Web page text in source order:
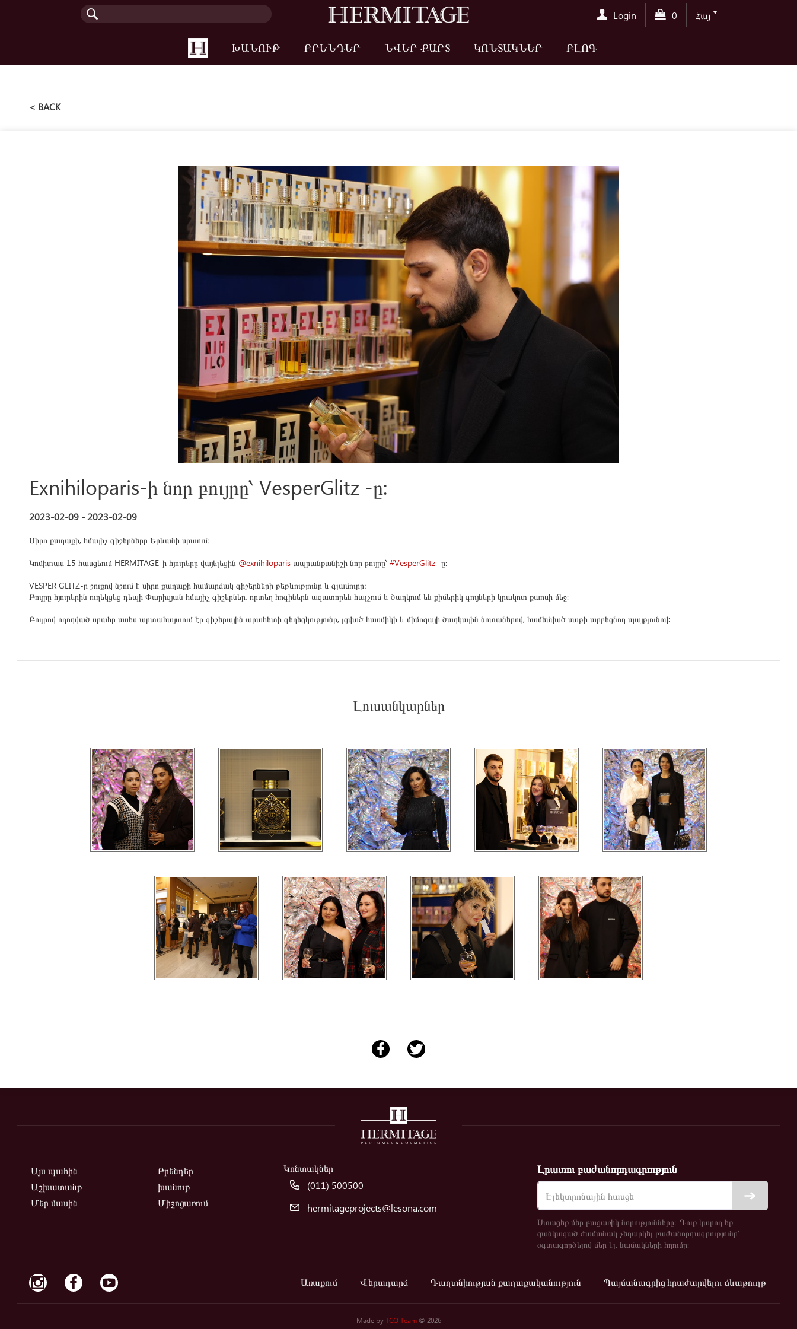
Login 0 Հայ
(current)ԽԱՆՈՒԹ ԲՐԵՆԴԵՐ ՆՎԵՐ ՔԱՐՏ ԿՈՆՏԱԿՆԵՐ ԲԼՈԳ
< BACK
Exnihiloparis-ի նոր բույրը՝ VesperGlitz -ը:
2023-02-09 - 2023-02-09
Սիրո քաղաքի, հմայիչ գիշերները Երևանի սրտում։
Կոմիտաս 15 հասցեում HERMITAGE-ի հյուրերը վայելեցին @exnihiloparis ապրանքանիշի նոր բույրը՝ #VesperGlitz -ը:
VESPER GLITZ-ը շուքով նշում է սիրո քաղաքի համարձակ գիշերների թեթևությունը և գլամուրը։
Բույրը հյուրերին ուղեկցեց դեպի Փարիզյան հմայիչ գիշերներ, որտեղ հոգիներն ազատորեն հալչում և ծաղկում են քիմերիկ գույների կրակոտ քաոսի մեջ:
Բույրով ողողված սրահը ասես արտահայտում էր գիշերային արահետի գեղեցկությունը, լցված հասմիկի և միմոզայի ծաղկային նոտաներով, համեմված սաթի արբեցնող պայթյունով:
Լուսանկարներ
Այս պահին
Աշխատանք
Մեր մասին
Բրենդեր
խանութ
Միջոցառում
Կոնտակներ
(011) 500500
hermitageprojects@lesona.com
Լրատու բաժանորդագրություն
Ստացեք մեր բացառիկ նորությունները։ Դուք կարող եք
ցանկացած ժամանակ չեղարկել բաժանորդագրությունը՝
օգտագործելով մեր էլ. նամակների հղումը:
Առաքում Վերադարձ Գաղտնիության քաղաքականություն Պայմանագրից հրաժարվելու ձևաթուղթ
Made by TCO Team© 2026